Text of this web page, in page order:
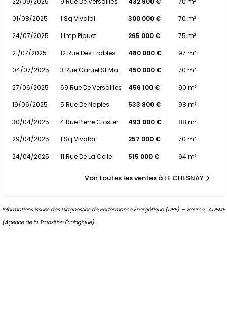
01/08/2025
1 Sq Vivaldi 300 000 €
70 m²
24/07/2025
1 Imp Piquet 265 000 €
75 m²
21/07/2025
12 Rue Des Erables 480 000 €
97 m²
04/07/2025
3 Rue Caruel St Martin 450 000 €
70 m²
27/06/2025
69 Rue De Versailles 456 100 €
90 m²
19/06/2025
5 Rue De Naples 533 800 €
98 m²
30/04/2025
4 Rue Pierre Clostermann 493 000 €
88 m²
29/04/2025
1 Sq Vivaldi 257 000 €
70 m²
24/04/2025
11 Rue De La Celle 515 000 € 94 m²
Voir toutes les ventes à LE CHESNAY
Informations issues des Diagnostics de Performance Énergétique (DPE) — Source : ADEME
(Agence de la Transition Écologique).